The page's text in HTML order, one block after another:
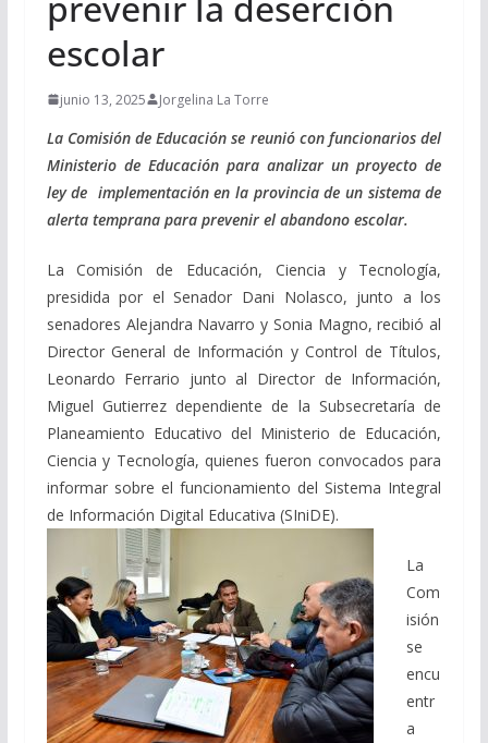
escolar
junio 13, 2025 Jorgelina La Torre
La Comisión de Educación se reunió con funcionarios del
Ministerio de Educación para analizar un proyecto de
ley de implementación en la provincia de un sistema de
alerta temprana para prevenir el abandono escolar.
La Comisión de Educación, Ciencia y Tecnología,
presidida por el Senador Dani Nolasco, junto a los
senadores Alejandra Navarro y Sonia Magno, recibió al
Director General de Información y Control de Títulos,
Leonardo Ferrario junto al Director de Información,
Miguel Gutierrez dependiente de la Subsecretaría de
Planeamiento Educativo del Ministerio de Educación,
Ciencia y Tecnología, quienes fueron convocados para
informar sobre el funcionamiento del Sistema Integral
de Información Digital Educativa (SIniDE).
La
Com
isión
se
encu
entr
a